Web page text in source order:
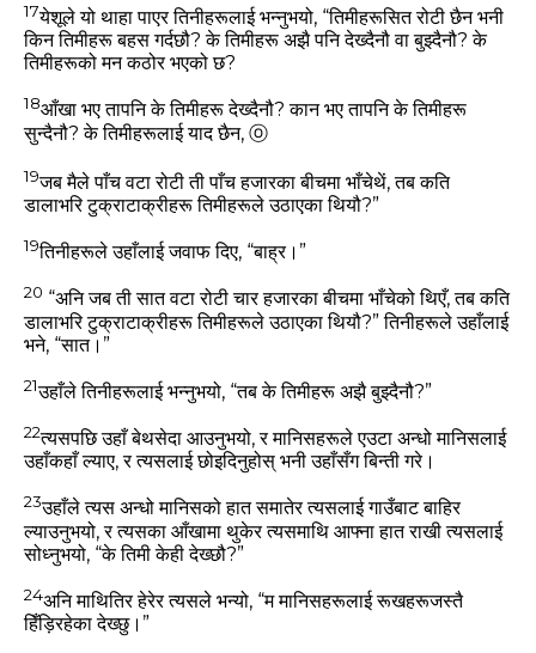
17येशूले यो थाहा पाएर तिनीहरूलाई भन्‍नुभयो, “तिमीहरूसित रोटी छैन भनी
किन तिमीहरू बहस गर्दछौ? के तिमीहरू अझै पनि देख्‍दैनौ वा बुझ्‍दैनौ? के
तिमीहरूको मन कठोर भएको छ?
18आँखा भए तापनि के तिमीहरू देख्‍दैनौ? कान भए तापनि के तिमीहरू
सुन्‍दैनौ? के तिमीहरूलाई याद छैन, ⓞ
19जब मैले पाँच वटा रोटी ती पाँच हजारका बीचमा भाँचेथें, तब कति
डालाभरि टुक्राटाक्रीहरू तिमीहरूले उठाएका थियौ?”
19तिनीहरूले उहाँलाई जवाफ दिए, “बाह्र।”
20 “अनि जब ती सात वटा रोटी चार हजारका बीचमा भाँचेको थिएँ, तब कति
डालाभरि टुक्राटाक्रीहरू तिमीहरूले उठाएका थियौ?” तिनीहरूले उहाँलाई
भने, “सात।”
21उहाँले तिनीहरूलाई भन्‍नुभयो, “तब के तिमीहरू अझै बुझ्‍दैनौ?”
22त्‍यसपछि उहाँ बेथसेदा आउनुभयो, र मानिसहरूले एउटा अन्‍धो मानिसलाई
उहाँकहाँ ल्‍याए, र त्‍यसलाई छोइदिनुहोस्‌ भनी उहाँसँग बिन्‍ती गरे।
23उहाँले त्‍यस अन्‍धो मानिसको हात समातेर त्‍यसलाई गाउँबाट बाहिर
ल्‍याउनुभयो, र त्‍यसका आँखामा थुकेर त्‍यसमाथि आफ्‍ना हात राखी त्‍यसलाई
सोध्‍नुभयो, “के तिमी केही देख्‍छौ?”
24अनि माथितिर हेरेर त्‍यसले भन्‍यो, “म मानिसहरूलाई रूखहरूजस्‍तै
हिँड़िरहेका देख्‍छु।”